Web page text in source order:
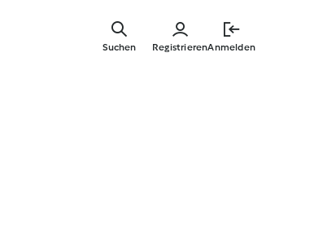
RegistrierenAnmelden
Suchen